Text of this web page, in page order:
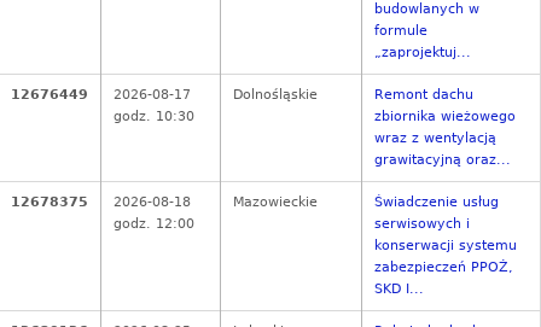
budowlanych w
formule
„zaprojektuj...
12676449
2026-08-17
godz. 10:30
Dolnośląskie
Remont dachu
zbiornika wieżowego
wraz z wentylacją
grawitacyjną oraz...
12678375
2026-08-18
godz. 12:00
Mazowieckie
Świadczenie usług
serwisowych i
konserwacji systemu
zabezpieczeń PPOŻ,
SKD I...